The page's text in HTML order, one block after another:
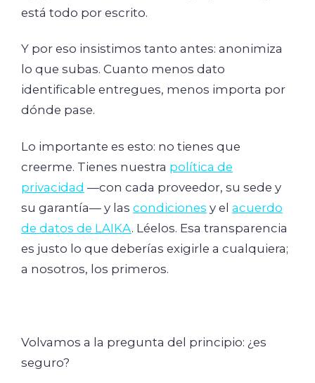
está todo por escrito.
Y por eso insistimos tanto antes: anonimiza
lo que subas. Cuanto menos dato
identificable entregues, menos importa por
dónde pase.
Lo importante es esto: no tienes que
creerme. Tienes nuestra política de
privacidad —con cada proveedor, su sede y
su garantía— y las condiciones y el acuerdo
de datos de LAIKA. Léelos. Esa transparencia
es justo lo que deberías exigirle a cualquiera;
a nosotros, los primeros.
Volvamos a la pregunta del principio: ¿es
seguro?